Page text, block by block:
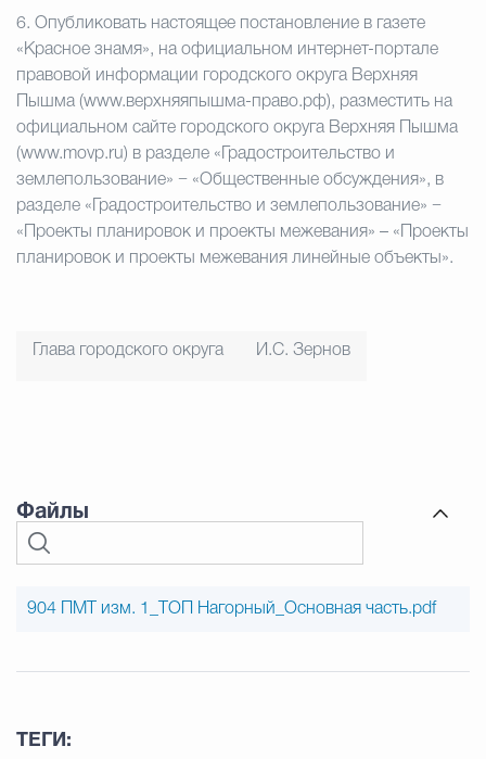
6. Опубликовать настоящее постановление в газете
«Красное знамя», на официальном интернет-портале
правовой информации городского округа Верхняя
Пышма (www.верхняяпышма-право.рф), разместить на
официальном сайте городского округа Верхняя Пышма
(www.movp.ru) в разделе «Градостроительство и
землепользование» − «Общественные обсуждения», в
разделе «Градостроительство и землепользование» −
«Проекты планировок и проекты межевания» – «Проекты
планировок и проекты межевания линейные объекты».
Глава городского округа И.С. Зернов
Файлы
904 ПМТ изм. 1_ТОП Нагорный_Основная часть.pdf
ТЕГИ: